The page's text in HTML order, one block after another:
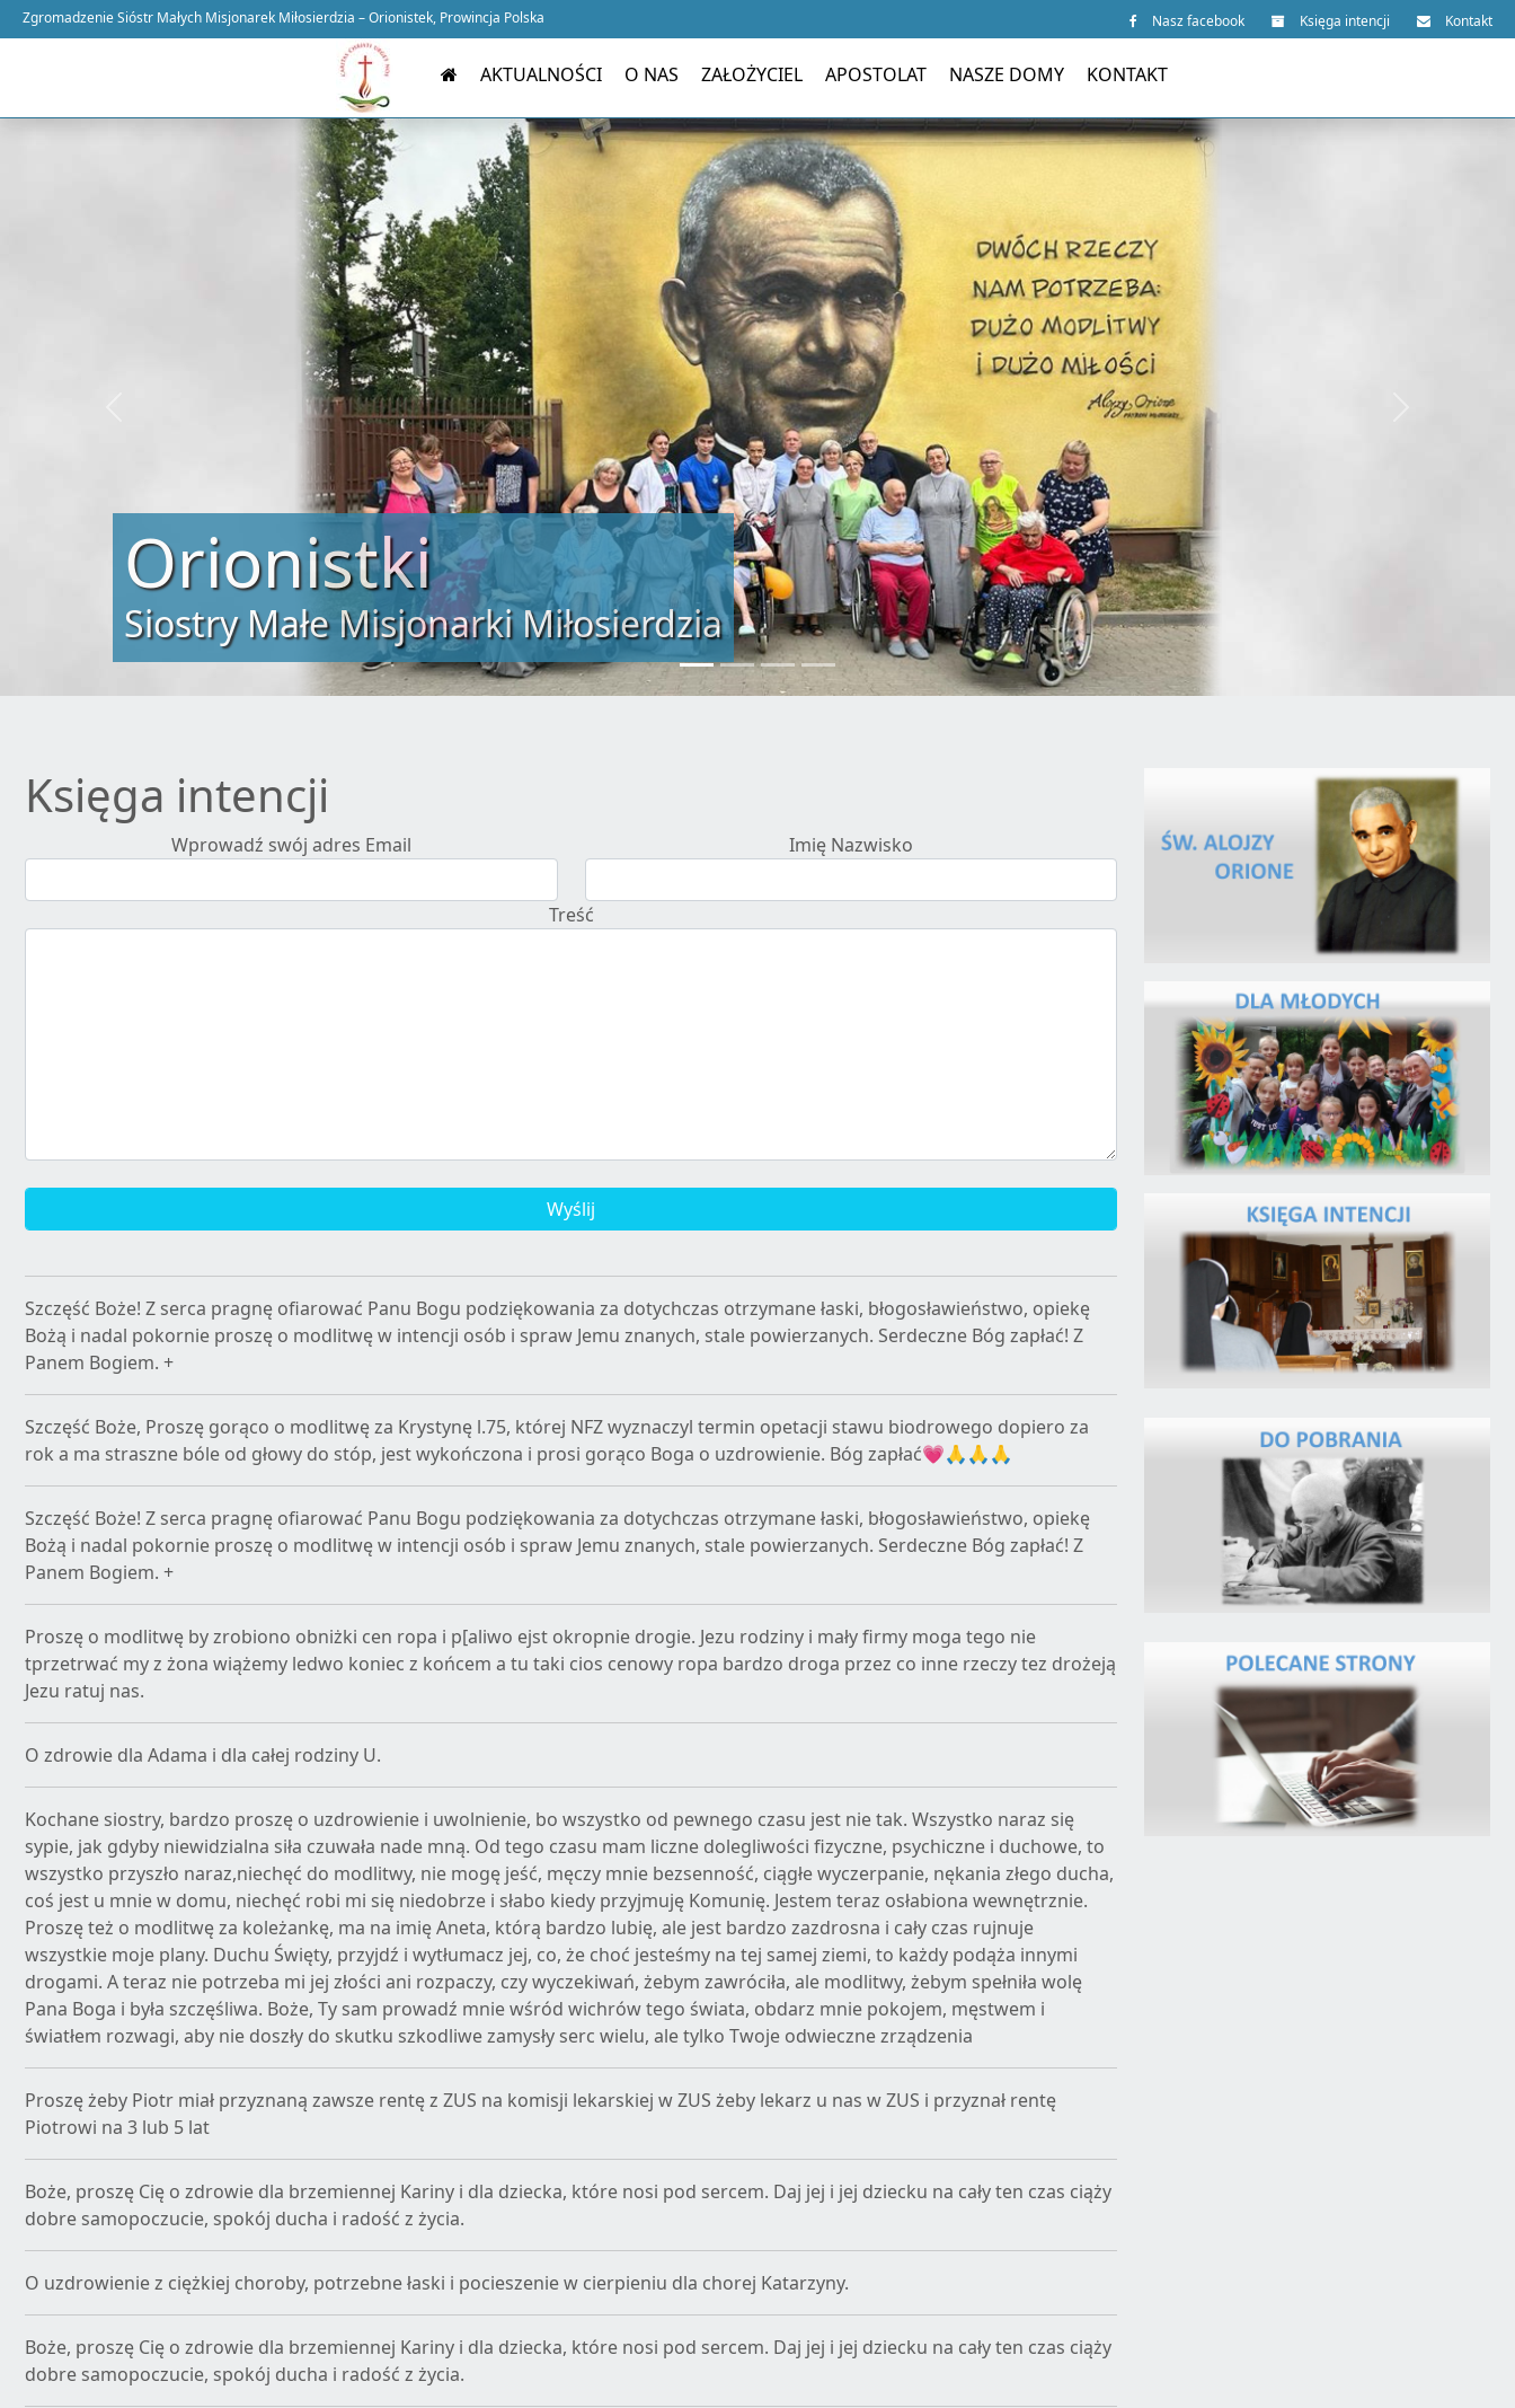
Zgromadzenie Sióstr Małych Misjonarek Miłosierdzia – Orionistek, Prowincja Polska Nasz facebook Księga intencji Kontakt
AKTUALNOŚCI O NAS ZAŁOŻYCIEL APOSTOLAT NASZE DOMY KONTAKT
Orionistki
Siostry Małe Misjonarki Miłosierdzia
Księga intencji
Wprowadź swój adres Email Imię Nazwisko
Treść
Wyślij
Szczęść Boże! Z serca pragnę ofiarować Panu Bogu podziękowania za dotychczas otrzymane łaski, błogosławieństwo, opiekę
Bożą i nadal pokornie proszę o modlitwę w intencji osób i spraw Jemu znanych, stale powierzanych. Serdeczne Bóg zapłać! Z
Panem Bogiem. +
Szczęść Boże, Proszę gorąco o modlitwę za Krystynę l.75, której NFZ wyznaczyl termin opetacji stawu biodrowego dopiero za
rok a ma straszne bóle od głowy do stóp, jest wykończona i prosi gorąco Boga o uzdrowienie. Bóg zapłać💗🙏🙏🙏
Szczęść Boże! Z serca pragnę ofiarować Panu Bogu podziękowania za dotychczas otrzymane łaski, błogosławieństwo, opiekę
Bożą i nadal pokornie proszę o modlitwę w intencji osób i spraw Jemu znanych, stale powierzanych. Serdeczne Bóg zapłać! Z
Panem Bogiem. +
Proszę o modlitwę by zrobiono obniżki cen ropa i p[aliwo ejst okropnie drogie. Jezu rodziny i mały firmy moga tego nie
tprzetrwać my z żona wiążemy ledwo koniec z końcem a tu taki cios cenowy ropa bardzo droga przez co inne rzeczy tez drożeją
Jezu ratuj nas.
O zdrowie dla Adama i dla całej rodziny U.
Kochane siostry, bardzo proszę o uzdrowienie i uwolnienie, bo wszystko od pewnego czasu jest nie tak. Wszystko naraz się
sypie, jak gdyby niewidzialna siła czuwała nade mną. Od tego czasu mam liczne dolegliwości fizyczne, psychiczne i duchowe, to
wszystko przyszło naraz,niechęć do modlitwy, nie mogę jeść, męczy mnie bezsenność, ciągłe wyczerpanie, nękania złego ducha,
coś jest u mnie w domu, niechęć robi mi się niedobrze i słabo kiedy przyjmuję Komunię. Jestem teraz osłabiona wewnętrznie.
Proszę też o modlitwę za koleżankę, ma na imię Aneta, którą bardzo lubię, ale jest bardzo zazdrosna i cały czas rujnuje
wszystkie moje plany. Duchu Święty, przyjdź i wytłumacz jej, co, że choć jesteśmy na tej samej ziemi, to każdy podąża innymi
drogami. A teraz nie potrzeba mi jej złości ani rozpaczy, czy wyczekiwań, żebym zawróciła, ale modlitwy, żebym spełniła wolę
Pana Boga i była szczęśliwa. Boże, Ty sam prowadź mnie wśród wichrów tego świata, obdarz mnie pokojem, męstwem i
światłem rozwagi, aby nie doszły do skutku szkodliwe zamysły serc wielu, ale tylko Twoje odwieczne zrządzenia
Proszę żeby Piotr miał przyznaną zawsze rentę z ZUS na komisji lekarskiej w ZUS żeby lekarz u nas w ZUS i przyznał rentę
Piotrowi na 3 lub 5 lat
Boże, proszę Cię o zdrowie dla brzemiennej Kariny i dla dziecka, które nosi pod sercem. Daj jej i jej dziecku na cały ten czas ciąży
dobre samopoczucie, spokój ducha i radość z życia.
O uzdrowienie z ciężkiej choroby, potrzebne łaski i pocieszenie w cierpieniu dla chorej Katarzyny.
Boże, proszę Cię o zdrowie dla brzemiennej Kariny i dla dziecka, które nosi pod sercem. Daj jej i jej dziecku na cały ten czas ciąży
dobre samopoczucie, spokój ducha i radość z życia.